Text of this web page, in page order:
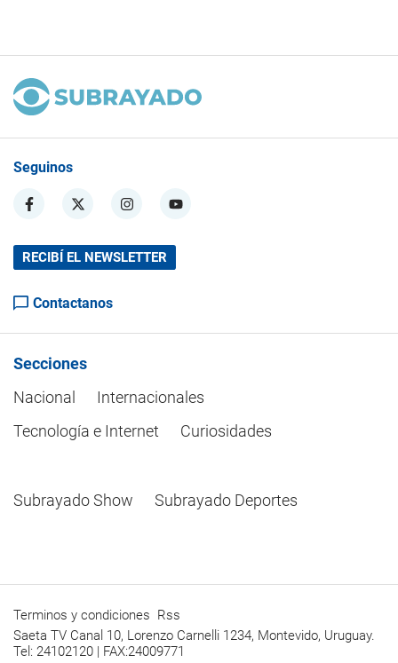
Seguinos
RECIBÍ EL NEWSLETTER
Contactanos
Secciones
Nacional
Internacionales
Tecnología e Internet
Curiosidades
Subrayado Show Subrayado Deportes
Terminos y condiciones Rss
Saeta TV Canal 10, Lorenzo Carnelli 1234, Montevido, Uruguay.
Tel: 24102120 | FAX:24009771